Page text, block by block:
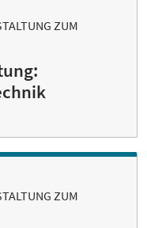
ZUM
ZUM